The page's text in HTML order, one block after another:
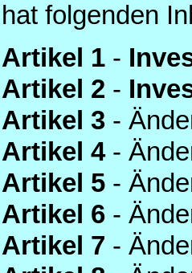
hat folgenden
Artikel 1 -
Artikel 2 -
Artikel 3 -
Artikel 4-
Artikel 5 -
Artikel 6 -
Artikel 7 -